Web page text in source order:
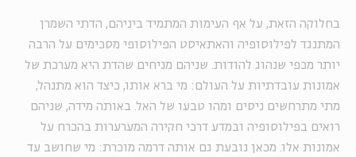
בחלוקה הזאת, על אף העימות המתמיד ביניהם, הדתי השמרן
המתנגד לפילוסופיה והאתאיסט הפילוסופי מסכימים על הרבה
יותר מכפי שנהוג להודות. שניהם מניחים שהדת היא מערכת של
אמונות עובדתיות על העולם: מי ברא אותו, כיצד הוא מתנהל,
מתי מתרחשים ניסים ומהו טבעו של האל. באותה מידה, שניהם
רואים בפילוסופיה ובמדע דרכי חקירה המערערות בהכרח על
אמונות אלו. מכאן נובעת גם אותה דרמה מוכרת: מי שחושב עד